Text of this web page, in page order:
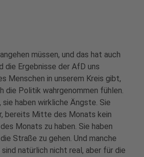
müssen, und das hat auch
die Ergebnisse der AfD uns
Menschen in unserem Kreis gibt,
die Politik wahrgenommen fühlen.
haben wirkliche Ängste. Sie
bereits Mitte des Monats kein
Monats zu haben. Sie haben
Straße zu gehen. Und manche
natürlich nicht real, aber für die